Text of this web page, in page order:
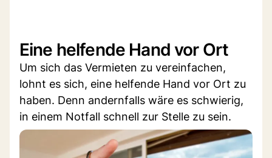
Eine helfende Hand vor Ort
Um sich das Vermieten zu vereinfachen,
lohnt es sich, eine helfende Hand vor Ort zu
haben. Denn andernfalls wäre es schwierig,
in einem Notfall schnell zur Stelle zu sein.